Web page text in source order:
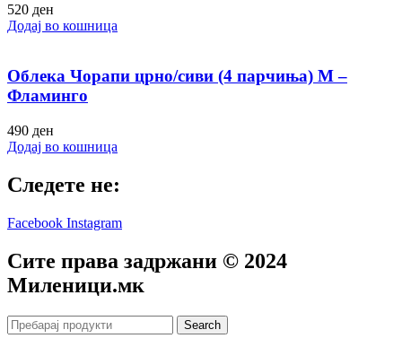
520 ден
Додај во кошница
Облека Чорапи црно/сиви (4 парчиња) M –
Фламинго
490 ден
Додај во кошница
Следете не:
Facebook Instagram
Сите права задржани © 2024
Mиленици.мк
Search